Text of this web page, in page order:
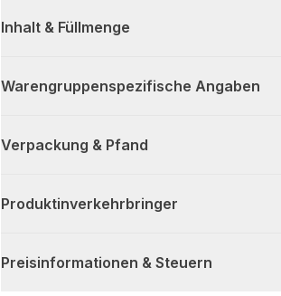
Inhalt & Füllmenge
Warengruppenspezifische Angaben
Verpackung & Pfand
Produktinverkehrbringer
Preisinformationen & Steuern